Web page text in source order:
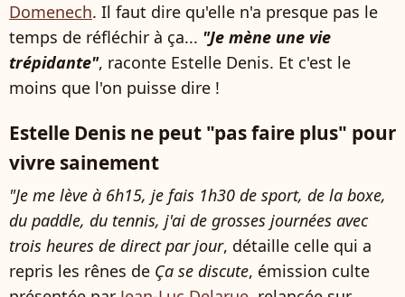
Domenech. Il faut dire qu'elle n'a presque pas le
temps de réfléchir à ça... "Je mène une vie
trépidante", raconte Estelle Denis. Et c'est le
moins que l'on puisse dire !
Estelle Denis ne peut "pas faire plus" pour
vivre sainement
"Je me lève à 6h15, je fais 1h30 de sport, de la boxe,
du paddle, du tennis, j'ai de grosses journées avec
trois heures de direct par jour, détaille celle qui a
repris les rênes de Ça se discute, émission culte